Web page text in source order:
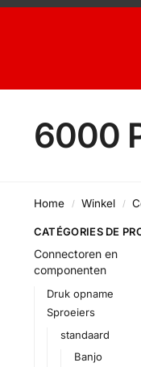
6000
Home / Winkel /
CATÉGORIES DE
Connectoren en
componenten
Druk opname
Sproeiers
standaard
Banjo